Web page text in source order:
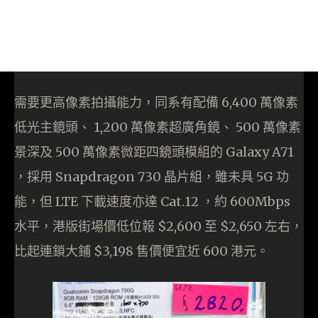
需要更高像素拍攝能力，同系有配備 6,400 萬像素
低光主鏡頭、 1,200 萬像素超廣角鏡、 500 萬像素
景深及 500 萬像素微距四鏡頭模組的 Galaxy A71
，採用 Snapdragon 730 晶片組，雖未具 5G 功
能，但 LTE 下載速度亦達 Cat.12 ，約 600Mbps
水平，港版街場價低位報 $2,600 至 $2,650 左右，
比起連鎖大鋪 $3,198 售價便宜近 600 港元。